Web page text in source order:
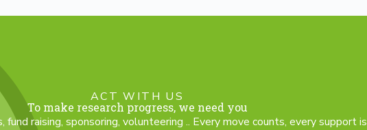
ACT WITH US
To make research progress, we need you
fund raising, sponsoring, volunteering .. Every move counts, every support is